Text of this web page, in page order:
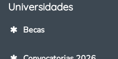
Universidades
Becas